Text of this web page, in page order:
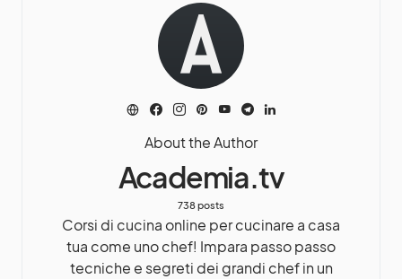
About the Author
Academia.tv
738 posts
Corsi di cucina online per cucinare a casa
tua come uno chef! Impara passo passo
tecniche e segreti dei grandi chef in un